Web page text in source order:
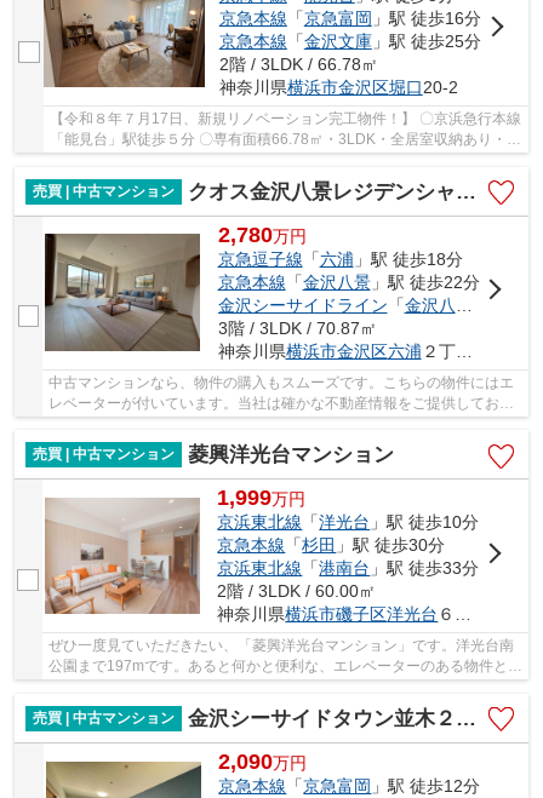
京急本線 「京急富岡 」駅 徒歩16分
京急本線 「金沢文庫」駅 徒歩25分
2階 / 3LDK / 66.78㎡
神奈川県横浜市金沢区堀口20-2
【令和８年７月17日、新規リノベーション完工物件！】 〇京浜急行本線
「能見台」駅徒歩５分 〇専有面積66.78㎡・3LDK・全居室収納あり・２
階住戸 〇商業施設が充実した住環境
売買 | 中古マンション
クオス金沢八景レジデンシャルステージ
2,780万円
京急逗子線 「六浦 」駅 徒歩18分
京急本線 「金沢八景」駅 徒歩22分
金沢シーサイドライン 「金沢八景
」駅 徒
3階 / 3LDK / 70.87㎡
神奈川県横浜市金沢区六浦 ２丁目12-18
中古マンションなら、物件の購入もスムーズです。こちらの物件にはエ
レベーターが付いています。当社は確かな不動産情報をご提供しており
ます。こだわりやご要望などがあれば、メール...
売買 | 中古マンション
菱興洋光台マンション
1,999万円
京浜東北線 「洋光台 」駅 徒歩10分
京急本線 「杉田 」駅 徒歩30分
京浜東北線 「港南台 」駅 徒歩33分
2階 / 3LDK / 60.00㎡
神奈川県横浜市磯子区洋光台 ６丁目1-15
ぜひ一度見ていただきたい、「菱興洋光台マンション」です。洋光台南
公園まで197mです。あると何かと便利な、エレベーターのある物件とな
売買 | 中古マンション
金沢シーサイドタウン並木２丁目６街区
2,090万円
京急本線 「京急富岡 」駅 徒歩12分